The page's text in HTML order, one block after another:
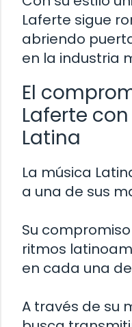
Laferte sigue
abriendo
en la industria
El
Laferte
Latina
La música
a una de sus
Su
ritmos
en cada una
A través de su